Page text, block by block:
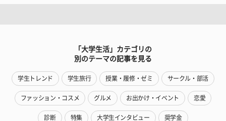
「大学生活」カテゴリの
別のテーマの記事を見る
学生トレンド 学生旅行 授業・履修・ゼミ サークル・部活
ファッション・コスメ グルメ お出かけ・イベント 恋愛
診断 特集 大学生インタビュー 奨学金